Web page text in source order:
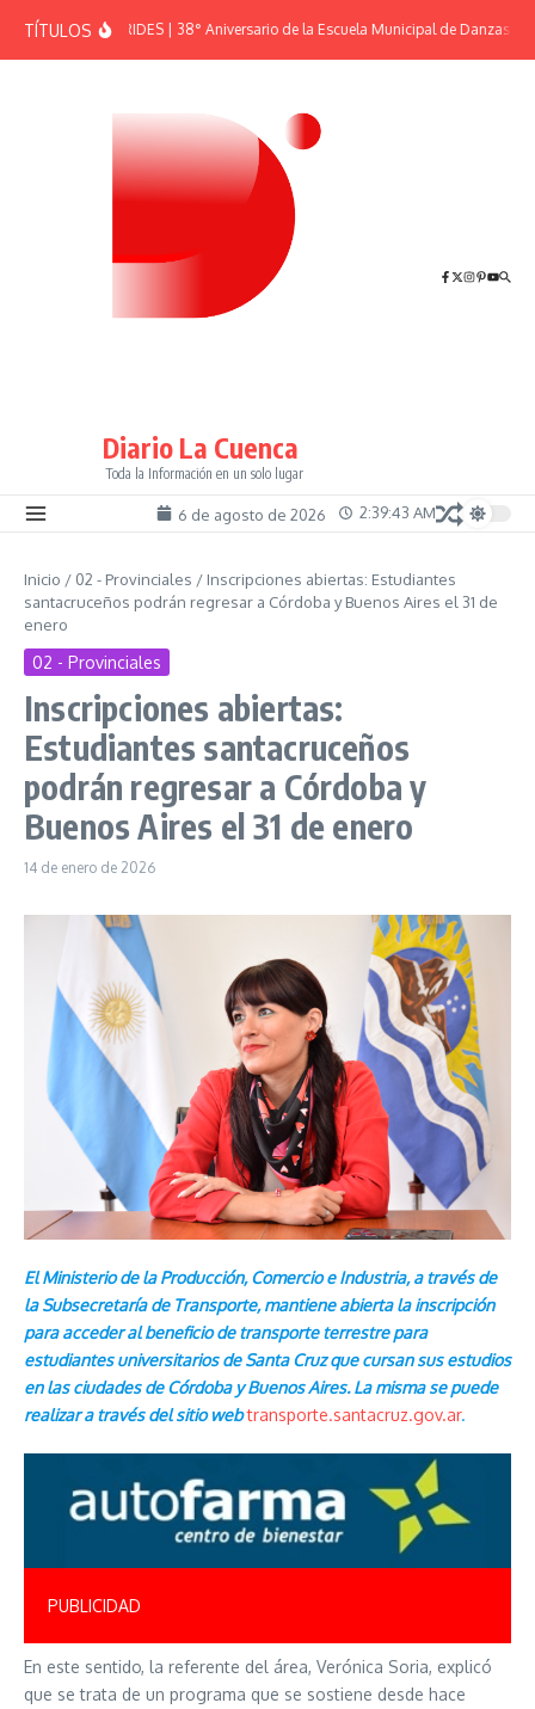
TÍTULOSEFEMÉRIDES | 38° Aniversario de la Escuela Municipal de Danzas “El
Diario La Cuenca
Toda la Información en un solo lugar
6 de agosto de 2026 2:39:43 AM
Inicio / 02 - Provinciales / Inscripciones abiertas: Estudiantes
santacruceños podrán regresar a Córdoba y Buenos Aires el 31 de
enero
02 - Provinciales
Inscripciones abiertas:
Estudiantes santacruceños
podrán regresar a Córdoba y
Buenos Aires el 31 de enero
14 de enero de 2026
El Ministerio de la Producción, Comercio e Industria, a través de
la Subsecretaría de Transporte, mantiene abierta la inscripción
para acceder al beneficio de transporte terrestre para
estudiantes universitarios de Santa Cruz que cursan sus estudios
en las ciudades de Córdoba y Buenos Aires. La misma se puede
realizar a través del sitio web transporte.santacruz.gov.ar.
PUBLICIDAD
En este sentido, la referente del área, Verónica Soria, explicó
que se trata de un programa que se sostiene desde hace